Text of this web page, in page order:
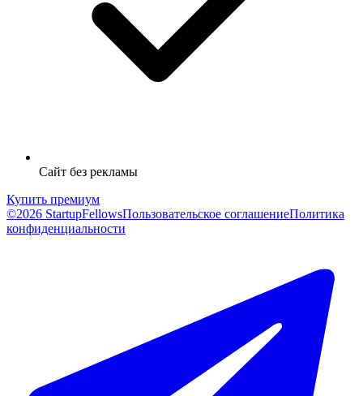
Сайт без рекламы
Купить премиум
©2026 StartupFellowsПользовательское соглашениеПолитика
конфиденциальности